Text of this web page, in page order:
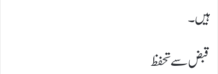
ہیں۔
قبض سے تحفظ